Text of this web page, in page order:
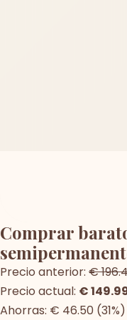
Comprar
Precio anterior: €
Precio actual: €
Ahorras: € 46.50 (31%)